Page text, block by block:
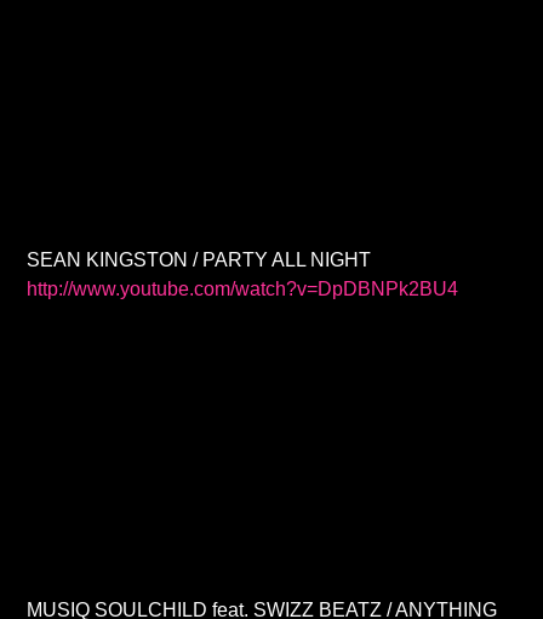
SEAN KINGSTON / PARTY ALL NIGHT
http://www.youtube.com/watch?v=DpDBNPk2BU4
MUSIQ SOULCHILD feat. SWIZZ BEATZ / ANYTHING